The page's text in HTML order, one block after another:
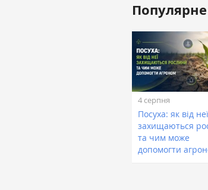
Популярне
4 серпня
Посуха: як від неї
захищаються
та чим може
допомогти